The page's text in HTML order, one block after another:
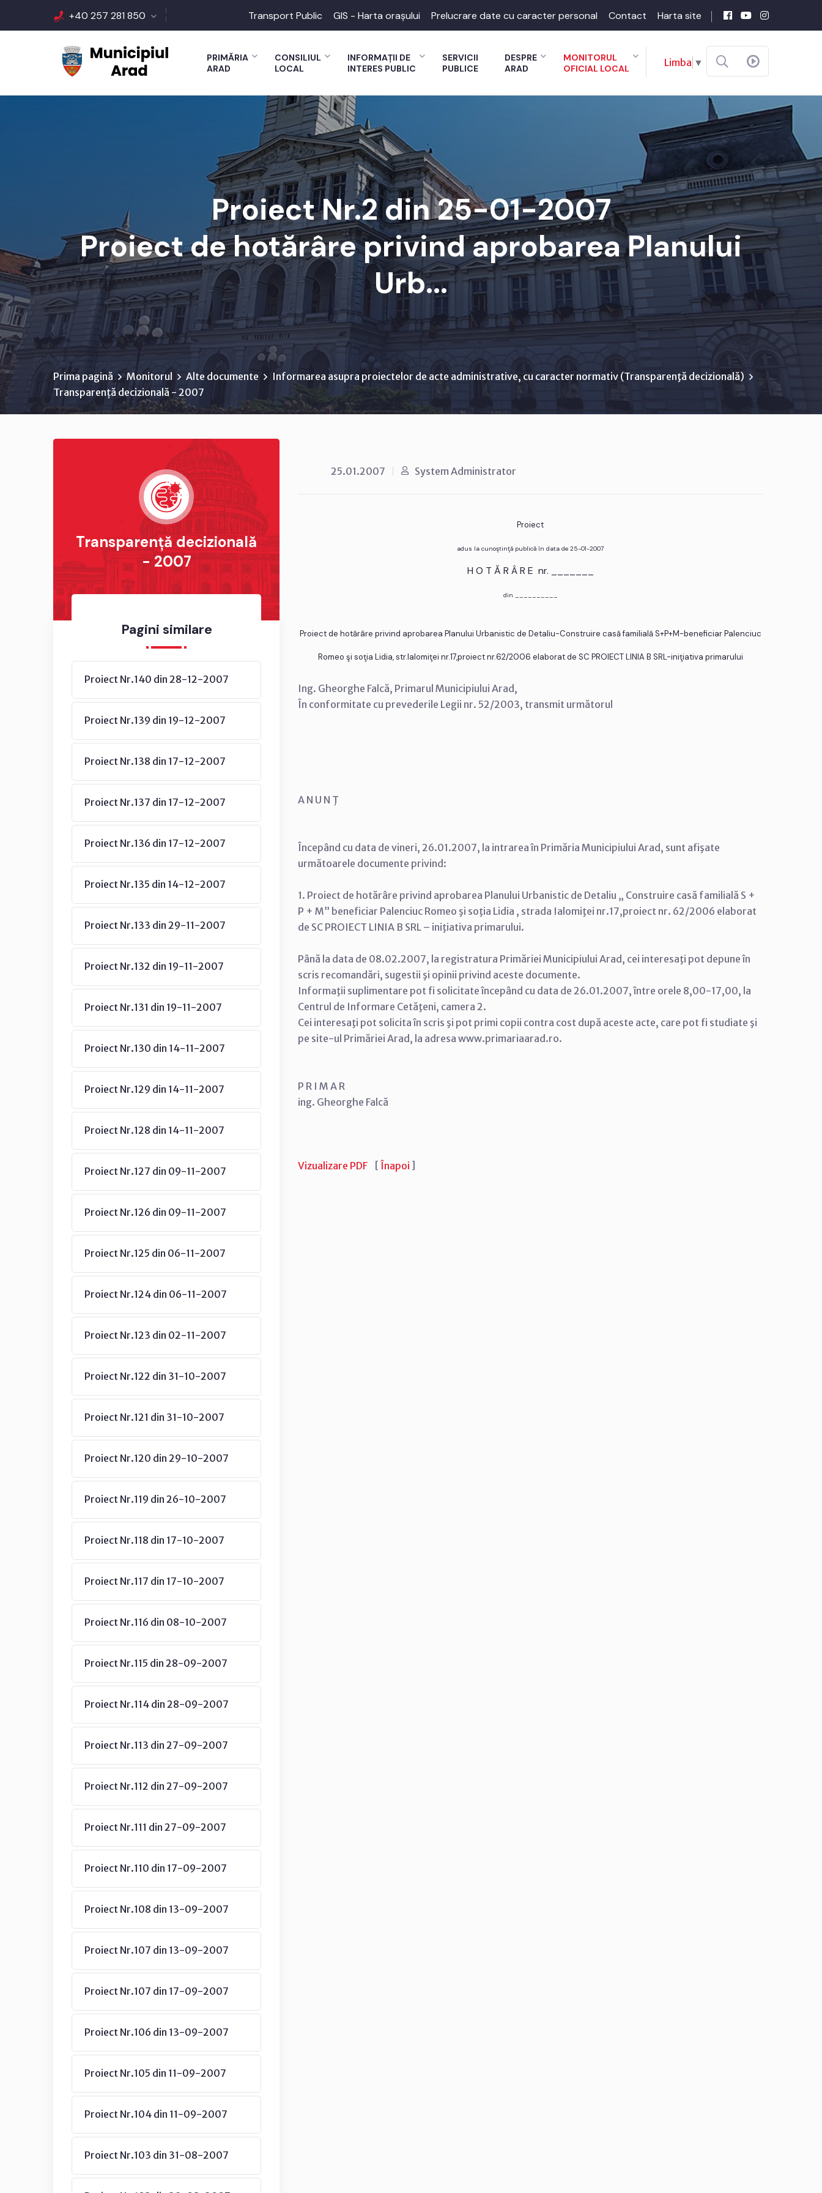
+40 257 281 850 Transport Public GIS - Harta orașului Prelucrare date cu caracter personal Contact Harta site
PRIMĂRIA
ARAD
CONSILIUL
LOCAL
INFORMAȚII DE
INTERES PUBLIC
SERVICII
PUBLICE
DESPRE
ARAD
MONITORUL
OFICIAL LOCAL
Limba ▼
Proiect Nr.2 din 25-01-2007
Proiect de hotărâre privind aprobarea Planului
Urb...
Prima pagină Monitorul Alte documente
Informarea asupra proiectelor de acte administrative, cu caracter normativ (Transparenţă decizională)
Transparență decizională - 2007
Transparență decizională
- 2007
Pagini similare
Proiect Nr.140 din 28-12-2007
Proiect Nr.139 din 19-12-2007
Proiect Nr.138 din 17-12-2007
Proiect Nr.137 din 17-12-2007
Proiect Nr.136 din 17-12-2007
Proiect Nr.135 din 14-12-2007
Proiect Nr.133 din 29-11-2007
Proiect Nr.132 din 19-11-2007
Proiect Nr.131 din 19-11-2007
Proiect Nr.130 din 14-11-2007
Proiect Nr.129 din 14-11-2007
Proiect Nr.128 din 14-11-2007
Proiect Nr.127 din 09-11-2007
Proiect Nr.126 din 09-11-2007
Proiect Nr.125 din 06-11-2007
Proiect Nr.124 din 06-11-2007
Proiect Nr.123 din 02-11-2007
Proiect Nr.122 din 31-10-2007
Proiect Nr.121 din 31-10-2007
Proiect Nr.120 din 29-10-2007
Proiect Nr.119 din 26-10-2007
Proiect Nr.118 din 17-10-2007
Proiect Nr.117 din 17-10-2007
Proiect Nr.116 din 08-10-2007
Proiect Nr.115 din 28-09-2007
Proiect Nr.114 din 28-09-2007
Proiect Nr.113 din 27-09-2007
Proiect Nr.112 din 27-09-2007
Proiect Nr.111 din 27-09-2007
Proiect Nr.110 din 17-09-2007
Proiect Nr.108 din 13-09-2007
Proiect Nr.107 din 13-09-2007
Proiect Nr.107 din 17-09-2007
Proiect Nr.106 din 13-09-2007
Proiect Nr.105 din 11-09-2007
Proiect Nr.104 din 11-09-2007
Proiect Nr.103 din 31-08-2007
25.01.2007 System Administrator
Proiect
adus la cunoştinţă publică în data de 25-01-2007
H O T Ă R Â R E nr. _______
din __________
Proiect de hotărâre privind aprobarea Planului Urbanistic de Detaliu-Construire casă familială S+P+M-beneficiar Palenciuc
Romeo şi soţia Lidia, str.Ialomiţei nr.17,proiect nr.62/2006 elaborat de SC PROIECT LINIA B SRL-iniţiativa primarului
Ing. Gheorghe Falcă, Primarul Municipiului Arad,
În conformitate cu prevederile Legii nr. 52/2003, transmit următorul
A N U N Ţ
Începând cu data de vineri, 26.01.2007, la intrarea în Primăria Municipiului Arad, sunt afişate
următoarele documente privind:
1. Proiect de hotărâre privind aprobarea Planului Urbanistic de Detaliu „ Construire casă familială S +
P + M” beneficiar Palenciuc Romeo şi soţia Lidia , strada Ialomiţei nr.17,proiect nr. 62/2006 elaborat
de SC PROIECT LINIA B SRL – iniţiativa primarului.
Până la data de 08.02.2007, la registratura Primăriei Municipiului Arad, cei interesaţi pot depune în
scris recomandări, sugestii şi opinii privind aceste documente.
Informaţii suplimentare pot fi solicitate începând cu data de 26.01.2007, între orele 8,00-17,00, la
Centrul de Informare Cetăţeni, camera 2.
Cei interesaţi pot solicita în scris şi pot primi copii contra cost după aceste acte, care pot fi studiate şi
pe site-ul Primăriei Arad, la adresa www.primariaarad.ro.
P R I M A R
ing. Gheorghe Falcă
Vizualizare PDF [ Înapoi ]